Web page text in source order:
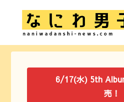
6/17(水) 5th
売！